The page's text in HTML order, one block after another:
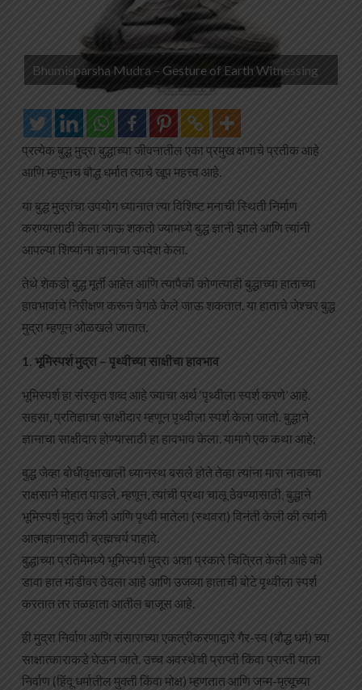
Bhumisparsha Mudra – Gesture of Earth Witnessing
प्रत्येक बुद्ध मुद्रा बुद्धाच्या जीवनातील एका प्रमुख क्षणाचे प्रतीक आहे
आणि म्हणूनच बौद्ध धर्मात त्याचे खूप महत्त्व आहे.
या बुद्ध मुद्रांचा उपयोग ध्यानात त्या विशिष्ट मनाची स्थिती निर्माण
करण्यासाठी केला जाऊ शकतो ज्यामध्ये बुद्ध ज्ञानी झाले आणि त्यांनी
आपल्या शिष्यांना ज्ञानाचा उपदेश केला.
तेथे शेकडो बुद्ध मूर्ती आहेत आणि त्यापैकी कोणत्याही बुद्धाच्या हाताच्या
हावभावांचे निरीक्षण करून वेगळे केले जाऊ शकतात. या हाताचे जेश्चर बुद्ध
मुद्रा म्हणून ओळखले जातात.
1. भूमिस्पर्श मुद्रा – पृथ्वीच्या साक्षीचा हावभाव
भूमिस्पर्श हा संस्कृत शब्द आहे ज्याचा अर्थ ‘पृथ्वीला स्पर्श करणे’ आहे.
सहसा, प्रतिज्ञाचा साक्षीदार म्हणून पृथ्वीला स्पर्श केला जातो. बुद्धाने
ज्ञानाचा साक्षीदार होण्यासाठी हा हावभाव केला. यामागे एक कथा आहे;
बुद्ध जेव्हा बोधीवृक्षाखाली ध्यानस्थ बसले होते तेव्हा त्यांना मारा नावाच्या
राक्षसाने मोहात पाडले. म्हणून, त्यांची प्रथा चालू ठेवण्यासाठी, बुद्धाने
भूमिस्पर्श मुद्रा केली आणि पृथ्वी मातेला (स्थवरा) विनंती केली की त्यांनी
आत्मज्ञानासाठी ब्रह्मचर्य पाहावे.
बुद्धाच्या प्रतिमेमध्ये भूमिस्पर्श मुद्रा अशा प्रकारे चित्रित केली आहे की
डावा हात मांडीवर ठेवला आहे आणि उजव्या हाताची बोटे पृथ्वीला स्पर्श
करतात तर तळहाता आतील बाजूस आहे.
ही मुद्रा निर्वाण आणि संसाराच्या एकत्रीकरणाद्वारे गैर-स्व (बौद्ध धर्म) च्या
साक्षात्काराकडे घेऊन जाते. उच्च अवस्थेची प्राप्ती किंवा प्राप्ती याला
निर्वाण (हिंदू धर्मातील मुक्ती किंवा मोक्ष) म्हणतात आणि जन्म-मृत्यूच्या